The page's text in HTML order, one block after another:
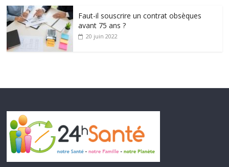
Faut-il souscrire un contrat obsèques
avant 75 ans ?
20 juin 2022